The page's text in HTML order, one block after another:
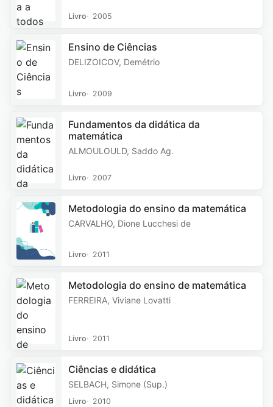
Livro 2005
Ensino de Ciências
DELIZOICOV, Demétrio
Livro 2009
Fundamentos da didática da
matemática
ALMOULOULD, Saddo Ag.
Livro 2007
Metodologia do ensino da matemática
CARVALHO, Dione Lucchesi de
Livro 2011
Metodologia do ensino de matemática
FERREIRA, Viviane Lovatti
Livro 2011
Ciências e didática
SELBACH, Simone (Sup.)
Livro 2010